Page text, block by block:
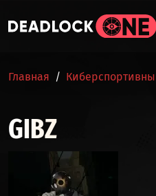
СТРОКА
Главная
GIBZ